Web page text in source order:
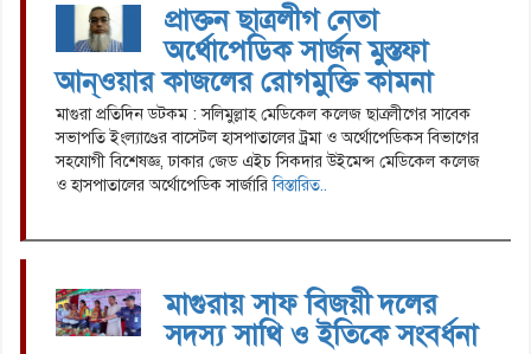
প্রাক্তন ছাত্রলীগ নেতা
অর্থোপেডিক সার্জন মুস্তফা
আন্ওয়ার কাজলের রোগমুক্তি কামনা
মাগুরা প্রতিদিন ডটকম : সলিমুল্লাহ মেডিকেল কলেজ ছাত্রলীগের সাবেক
সভাপতি ইংল্যাণ্ডের বাসেট্ল হাসপাতালের ট্রমা ও অর্থোপেডিকস বিভাগের
সহযোগী বিশেষজ্ঞ, ঢাকার জেড এইচ সিকদার উইমেন্স মেডিকেল কলেজ
ও হাসপাতালের অর্থোপেডিক সার্জারিবিস্তারিত..
মাগুরায় সাফ বিজয়ী দলের
সদস্য সাথি ও ইতিকে সংবর্ধনা